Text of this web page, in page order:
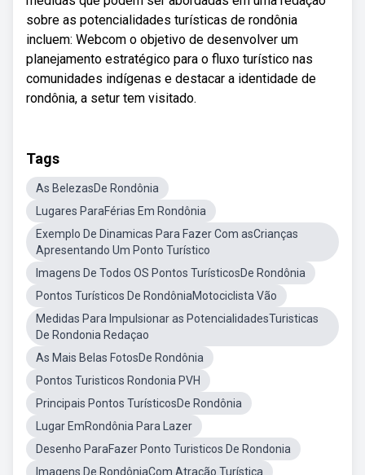
sobre as potencialidades turísticas de rondônia
incluem: Webcom o objetivo de desenvolver um
planejamento estratégico para o fluxo turístico nas
comunidades indígenas e destacar a identidade de
rondônia, a setur tem visitado.
Tags
As BelezasDe Rondônia
Lugares ParaFérias Em Rondônia
Exemplo De Dinamicas Para Fazer Com asCrianças
Apresentando Um Ponto Turístico
Imagens De Todos OS Pontos TurísticosDe Rondônia
Pontos Turísticos De RondôniaMotociclista Vão
Medidas Para Impulsionar as PotencialidadesTuristicas
De Rondonia Redaçao
As Mais Belas FotosDe Rondônia
Pontos Turisticos Rondonia PVH
Principais Pontos TurísticosDe Rondônia
Lugar EmRondônia Para Lazer
Desenho ParaFazer Ponto Turisticos De Rondonia
Imagens De RondôniaCom Atração Turística